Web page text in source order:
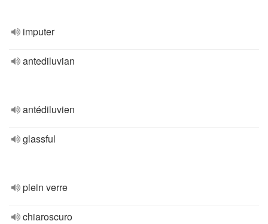
imputer
antediluvian
antédiluvien
glassful
plein verre
chiaroscuro